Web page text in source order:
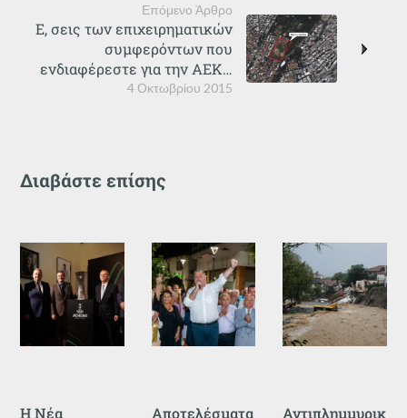
Επόμενο Άρθρο
4 Οκτωβρίου 2015
Ε, σεις των επιχειρηματικών
συμφερόντων που
ενδιαφέρεστε για την ΑΕΚ…
Διαβάστε επίσης
Η Νέα Αποτελέσματα Αντιπλημμυρικ